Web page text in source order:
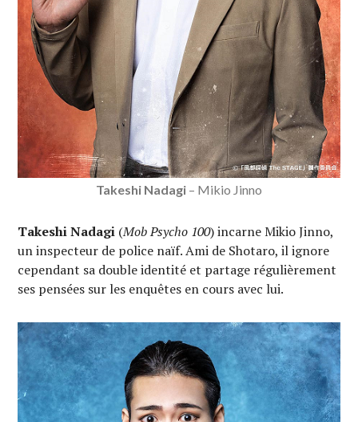
Takeshi Nadagi – Mikio Jinno
Takeshi Nadagi (Mob Psycho 100) incarne Mikio Jinno,
un inspecteur de police naïf. Ami de Shotaro, il ignore
cependant sa double identité et partage régulièrement
ses pensées sur les enquêtes en cours avec lui.